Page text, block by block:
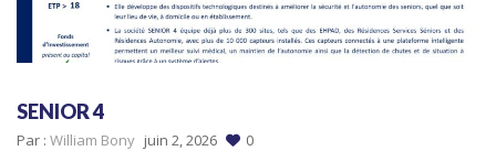
SENIOR 4
Par : William Bony juin 2, 2026 0